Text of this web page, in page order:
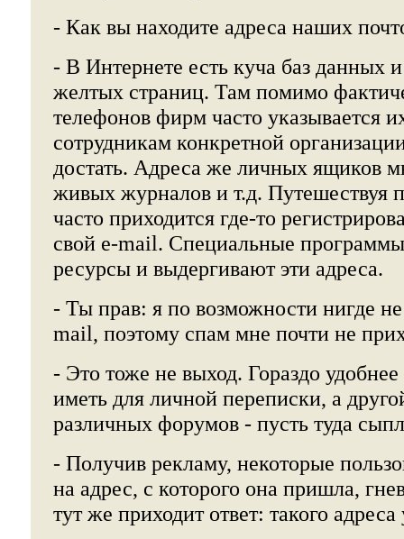
- Как вы находите адреса наших
- В Интернете есть куча баз данных
желтых страниц. Там помимо
телефонов фирм часто указывается
сотрудникам конкретной
достать. Адреса же личных ящиков
живых журналов и т.д. Путешествуя
часто приходится где-то
свой e-mail. Специальные
ресурсы и выдергивают эти адреса.
- Ты прав: я по возможности нигде
mail, поэтому спам мне почти не
- Это тоже не выход. Гораздо
иметь для личной переписки, а
различных форумов - пусть туда
- Получив рекламу, некоторые
на адрес, с которого она пришла,
тут же приходит ответ: такого